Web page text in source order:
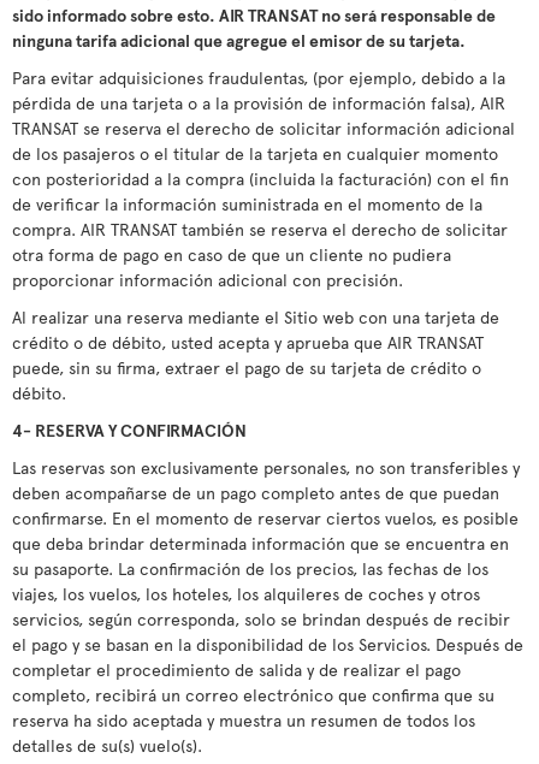
sido informado sobre esto. AIR TRANSAT no será responsable de
ninguna tarifa adicional que agregue el emisor de su tarjeta.
Para evitar adquisiciones fraudulentas, (por ejemplo, debido a la
pérdida de una tarjeta o a la provisión de información falsa), AIR
TRANSAT se reserva el derecho de solicitar información adicional
de los pasajeros o el titular de la tarjeta en cualquier momento
con posterioridad a la compra (incluida la facturación) con el fin
de verificar la información suministrada en el momento de la
compra. AIR TRANSAT también se reserva el derecho de solicitar
otra forma de pago en caso de que un cliente no pudiera
proporcionar información adicional con precisión.
Al realizar una reserva mediante el Sitio web con una tarjeta de
crédito o de débito, usted acepta y aprueba que AIR TRANSAT
puede, sin su firma, extraer el pago de su tarjeta de crédito o
débito.
4- RESERVA Y CONFIRMACIÓN
Las reservas son exclusivamente personales, no son transferibles y
deben acompañarse de un pago completo antes de que puedan
confirmarse. En el momento de reservar ciertos vuelos, es posible
que deba brindar determinada información que se encuentra en
su pasaporte. La confirmación de los precios, las fechas de los
viajes, los vuelos, los hoteles, los alquileres de coches y otros
servicios, según corresponda, solo se brindan después de recibir
el pago y se basan en la disponibilidad de los Servicios. Después de
completar el procedimiento de salida y de realizar el pago
completo, recibirá un correo electrónico que confirma que su
reserva ha sido aceptada y muestra un resumen de todos los
detalles de su(s) vuelo(s).